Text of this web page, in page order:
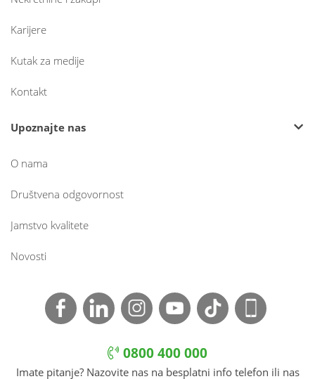
Karijere
Kutak za medije
Kontakt
Upoznajte nas
O nama
Društvena odgovornost
Jamstvo kvalitete
Novosti
0800 400 000
Imate pitanje? Nazovite nas na besplatni info telefon ili nas